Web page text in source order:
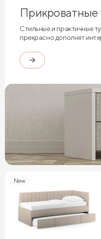
Прикроватные
Стильные и практичные
прекрасно дополнят
New